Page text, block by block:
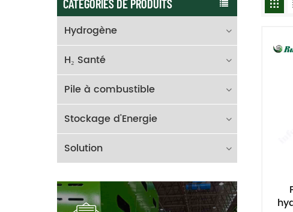
CATÉGORIES DE PRODUITS
Hydrogène
H₂ Santé
Pile à combustible
Stockage d'Energie
Solution